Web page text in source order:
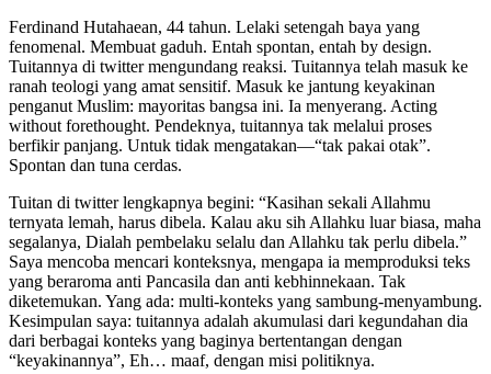
Ferdinand Hutahaean, 44 tahun. Lelaki setengah baya yang
fenomenal. Membuat gaduh. Entah spontan, entah by design.
Tuitannya di twitter mengundang reaksi. Tuitannya telah masuk ke
ranah teologi yang amat sensitif. Masuk ke jantung keyakinan
penganut Muslim: mayoritas bangsa ini. Ia menyerang. Acting
without forethought. Pendeknya, tuitannya tak melalui proses
berfikir panjang. Untuk tidak mengatakan—“tak pakai otak”.
Spontan dan tuna cerdas.
Tuitan di twitter lengkapnya begini: “Kasihan sekali Allahmu
ternyata lemah, harus dibela. Kalau aku sih Allahku luar biasa, maha
segalanya, Dialah pembelaku selalu dan Allahku tak perlu dibela.”
Saya mencoba mencari konteksnya, mengapa ia memproduksi teks
yang beraroma anti Pancasila dan anti kebhinnekaan. Tak
diketemukan. Yang ada: multi-konteks yang sambung-menyambung.
Kesimpulan saya: tuitannya adalah akumulasi dari kegundahan dia
dari berbagai konteks yang baginya bertentangan dengan
“keyakinannya”, Eh… maaf, dengan misi politiknya.